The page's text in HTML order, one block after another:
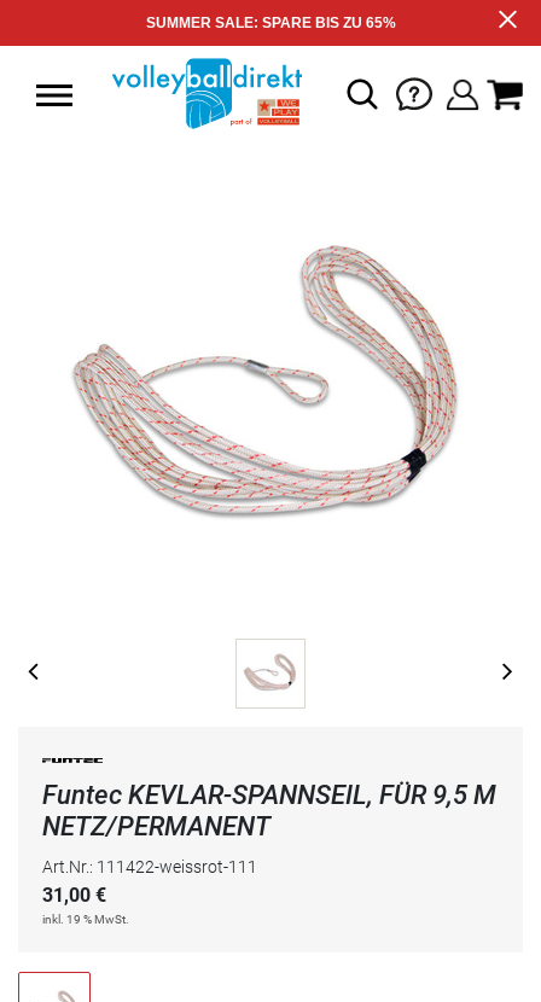
SUMMER SALE: SPARE BIS ZU 65%
Funtec KEVLAR-SPANNSEIL, FÜR 9,5 M
NETZ/PERMANENT
Art.Nr.: 111422-weissrot-111
31,00 €
inkl. 19 % MwSt.